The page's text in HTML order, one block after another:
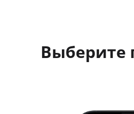
Выберите